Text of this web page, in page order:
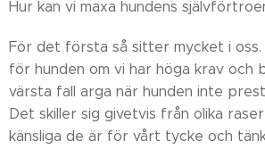
Hur kan vi maxa hundens
För det första så sitter mycket i
för hunden om vi har höga krav och
värsta fall arga när hunden inte
Det skiller sig givetvis från olika
känsliga de är för vårt tycke och